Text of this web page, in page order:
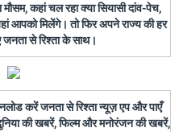
कहां चल रहा क्या सियासी दांव-पेच,
आपको मिलेंगे। तो फिर अपने राज्य की हर
से रिश्ता के साथ।
करें जनता से रिश्ता न्यूज़ एप और पाएँ
की खबरें, फिल्म और मनोरंजन की खबरें,